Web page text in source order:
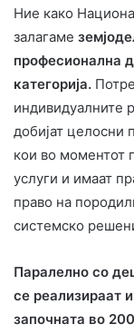
Ние како
залагаме
професионална
категорија.
индивидуалните
добијат целосни
кои во моментот
услуги и имаат
право на
системско
Паралелно со
се реализираат
започната во